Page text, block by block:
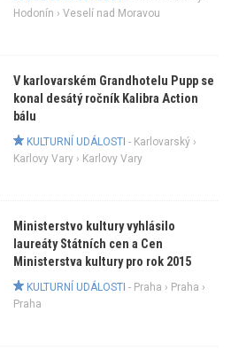
Hodonín › Veselí nad Moravou
V karlovarském Grandhotelu Pupp se
konal desátý ročník Kalibra Action
bálu
KULTURNÍ UDÁLOSTI - Karlovarský›
Karlovy Vary› Karlovy Vary
Ministerstvo kultury vyhlásilo
laureáty Státních cen a Cen
Ministerstva kultury pro rok 2015
KULTURNÍ UDÁLOSTI - Praha › Praha ›
Praha